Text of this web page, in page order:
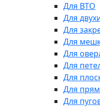
Для ВТО
Для
Для
Для
Для
Для
Для
Для
Для